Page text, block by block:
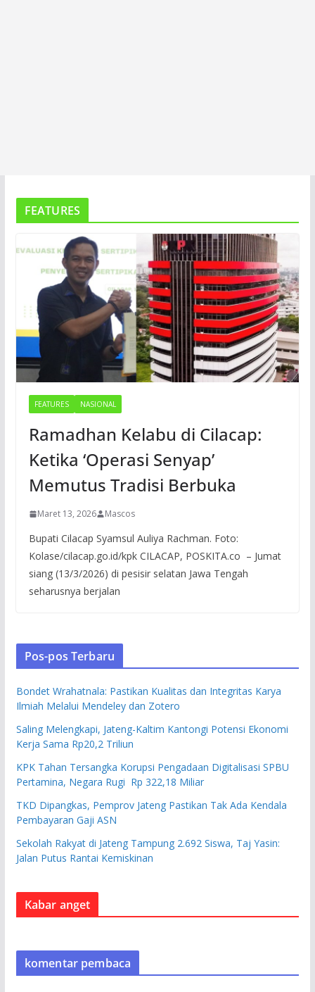
FEATURES
FEATURES NASIONAL
Ramadhan Kelabu di Cilacap:
Ketika ‘Operasi Senyap’
Memutus Tradisi Berbuka
Maret 13, 2026 Mascos
Bupati Cilacap Syamsul Auliya Rachman. Foto:
Kolase/cilacap.go.id/kpk CILACAP, POSKITA.co – Jumat
siang (13/3/2026) di pesisir selatan Jawa Tengah
seharusnya berjalan
Pos-pos Terbaru
Bondet Wrahatnala: Pastikan Kualitas dan Integritas Karya
Ilmiah Melalui Mendeley dan Zotero
Saling Melengkapi, Jateng-Kaltim Kantongi Potensi Ekonomi
Kerja Sama Rp20,2 Triliun
KPK Tahan Tersangka Korupsi Pengadaan Digitalisasi SPBU
Pertamina, Negara Rugi Rp 322,18 Miliar
TKD Dipangkas, Pemprov Jateng Pastikan Tak Ada Kendala
Pembayaran Gaji ASN
Sekolah Rakyat di Jateng Tampung 2.692 Siswa, Taj Yasin:
Jalan Putus Rantai Kemiskinan
Kabar anget
komentar pembaca